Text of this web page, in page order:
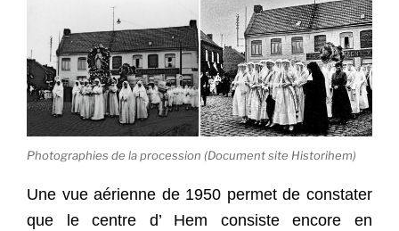
Photographies de la procession (Document site Historihem)
Une vue aérienne de 1950 permet de constater
que le centre d’ Hem consiste encore en